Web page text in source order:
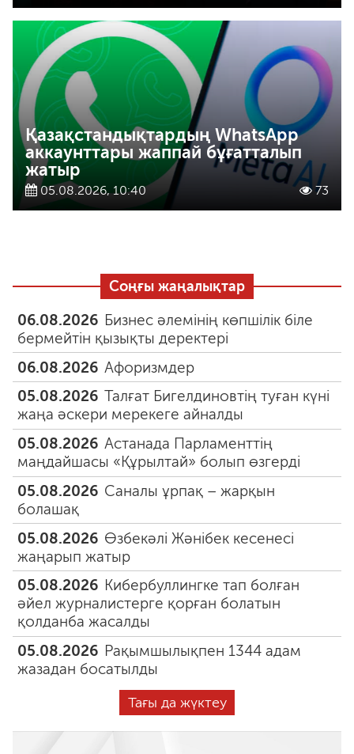
Қазақстандықтардың WhatsApp
аккаунттары жаппай бұғатталып
жатыр
05.08.2026, 10:40 73
Соңғы жаңалықтар
06.08.2026 Бизнес әлемінің көпшілік біле
бермейтін қызықты деректері
06.08.2026 Афоризмдер
05.08.2026 Талғат Бигелдиновтің туған күні
жаңа әскери мерекеге айналды
05.08.2026 Астанада Парламенттің
маңдайшасы «Құрылтай» болып өзгерді
05.08.2026 Саналы ұрпақ – жарқын
болашақ
05.08.2026 Өзбекәлі Жәнібек кесенесі
жаңарып жатыр
05.08.2026 Кибербуллингке тап болған
әйел журналистерге қорған болатын
қолданба жасалды
05.08.2026 Рақымшылықпен 1344 адам
жазадан босатылды
Тағы да жүктеу